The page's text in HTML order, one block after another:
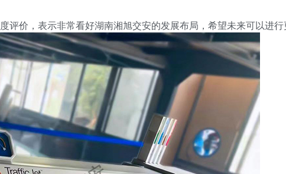
价，表示非常看好湖南湘旭交安的发展布局，希望未来可以进行